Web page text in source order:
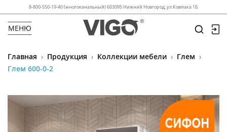
8-800-550-19-40 (многоканальный) 603095 Нижний Новгород, ул.Ковпака 1Б
МЕНЮ
Главная › Продукция › Коллекции мебели › Глем ›
Глем 600-0-2